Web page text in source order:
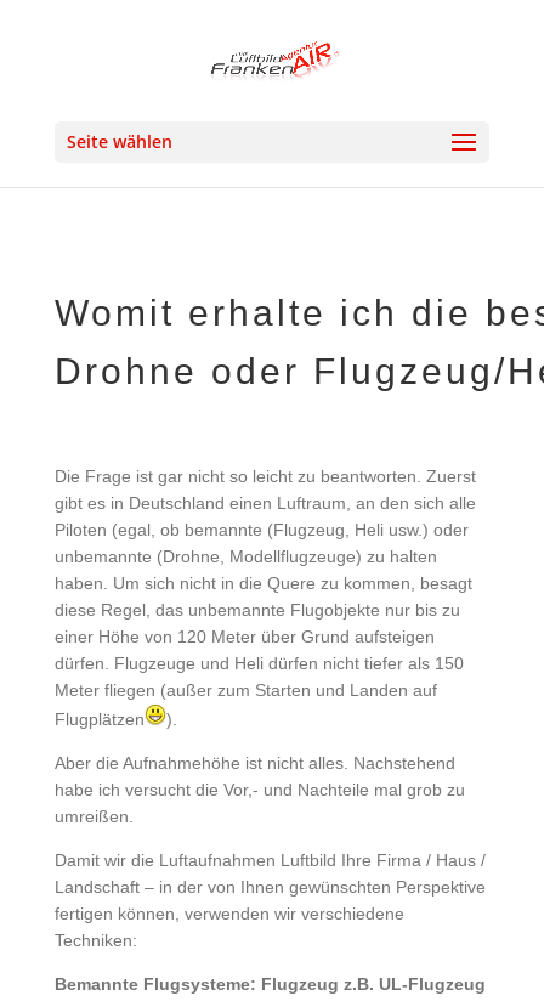
Seite wählen
Womit erhalte ich die
Drohne oder Flugzeug/
Die Frage ist gar nicht so leicht zu beantworten. Zuerst
gibt es in Deutschland einen Luftraum, an den sich alle
Piloten (egal, ob bemannte (Flugzeug, Heli usw.) oder
unbemannte (Drohne, Modellflugzeuge) zu halten
haben. Um sich nicht in die Quere zu kommen, besagt
diese Regel, das unbemannte Flugobjekte nur bis zu
einer Höhe von 120 Meter über Grund aufsteigen
dürfen. Flugzeuge und Heli dürfen nicht tiefer als 150
Meter fliegen (außer zum Starten und Landen auf
Flugplätzen
).
Aber die Aufnahmehöhe ist nicht alles. Nachstehend
habe ich versucht die Vor,- und Nachteile mal grob zu
umreißen.
Damit wir die Luftaufnahmen Luftbild Ihre Firma / Haus /
Landschaft – in der von Ihnen gewünschten Perspektive
fertigen können, verwenden wir verschiedene
Techniken:
Bemannte Flugsysteme: Flugzeug z.B. UL-Flugzeug